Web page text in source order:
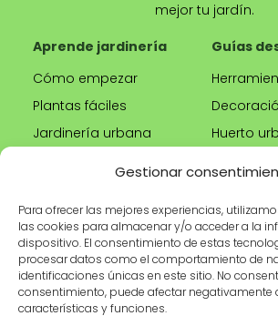
Gestionar
Para ofrecer las mejores experiencias,
las cookies para almacenar y/o acceder a la
dispositivo. El consentimiento de estas
procesar datos como el comportamiento de
identificaciones únicas en este sitio. No
consentimiento, puede afectar negativamente
características y funciones.
mejor tu jardín.
Aprende jardinería
Cómo empezar
Plantas fáciles
Jardinería urbana
Guías
Huerto
Tienda
Productos
recomendados
Herramientas de
Aviso
Política